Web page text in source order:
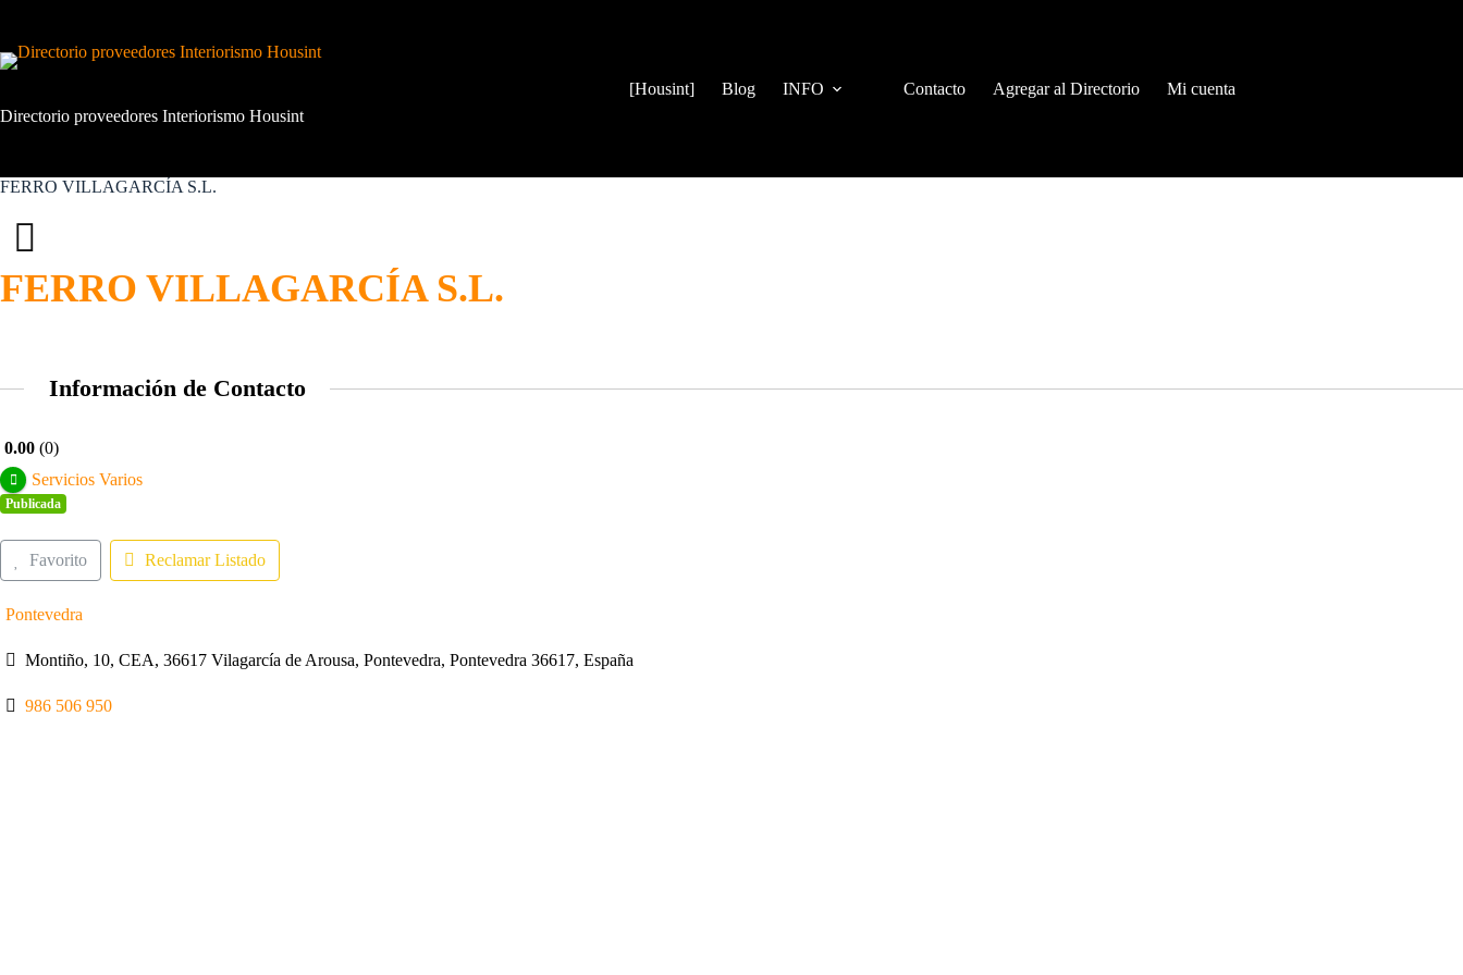
contenido
Directorio proveedores Interiorismo Housint
[Housint] Blog INFO Contacto Agregar al Directorio Mi cuenta
FERRO VILLAGARCÍA S.L.
FERRO VILLAGARCÍA S.L.
Información de Contacto
0.00 0
Servicios Varios
Publicada
Favorito Reclamar Listado
Pontevedra
Montiño, 10, CEA, 36617 Vilagarcía de Arousa, Pontevedra, Pontevedra 36617, España
986 506 950